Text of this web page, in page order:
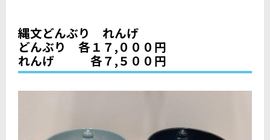
縄文どんぶり れんげ
どんぶり 各１７,０００円
れんげ 各７,５００円